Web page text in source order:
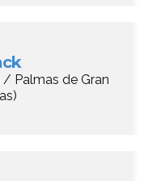
/ Palmas de Gran